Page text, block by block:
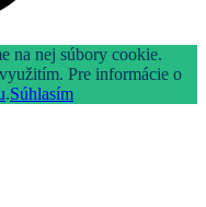
na nej súbory cookie.
Pre informácie o
.Súhlasím